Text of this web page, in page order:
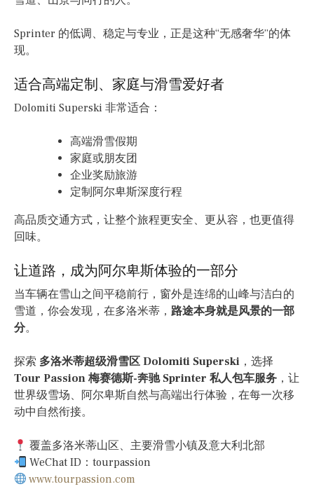
Sprinter 的低调、稳定与专业，正是这种“无感奢华”的体
现。
适合高端定制、家庭与滑雪爱好者
Dolomiti Superski 非常适合：
高端滑雪假期
家庭或朋友团
企业奖励旅游
定制阿尔卑斯深度行程
高品质交通方式，让整个旅程更安全、更从容，也更值得
回味。
让道路，成为阿尔卑斯体验的一部分
当车辆在雪山之间平稳前行，窗外是连绵的山峰与洁白的
雪道，你会发现，在多洛米蒂， 路途本身就是风景的一部
分。
探索 多洛米蒂超级滑雪区 Dolomiti Superski ，选择
Tour Passion 梅赛德斯-奔驰 Sprinter 私人包车服务 ，让
世界级雪场、阿尔卑斯自然与高端出行体验，在每一次移
动中自然衔接。
覆盖多洛米蒂山区、主要滑雪小镇及意大利北部
WeChat ID：tourpassion
www.tourpassion.com